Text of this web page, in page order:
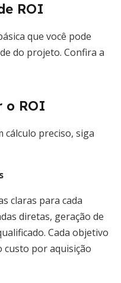
ROI
que você pode
do projeto. Confira a
o ROI
preciso, siga
claras para cada
diretas, geração de
Cada objetivo
custo por aquisição